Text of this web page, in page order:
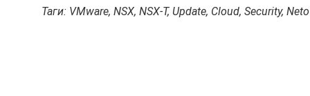
Таги: VMware, NSX, NSX-T, Update, Cloud, Security,